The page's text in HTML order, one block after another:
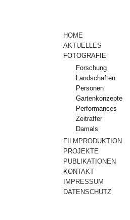
HOME
AKTUELLES
FOTOGRAFIE
Forschung
Landschaften
Personen
Gartenkonzepte
Performances
Zeitraffer
Damals
FILMPRODUKTION
PROJEKTE
PUBLIKATIONEN
KONTAKT
IMPRESSUM
DATENSCHUTZ